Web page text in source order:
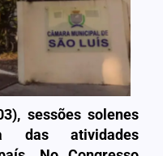
sessões solenes
das atividades